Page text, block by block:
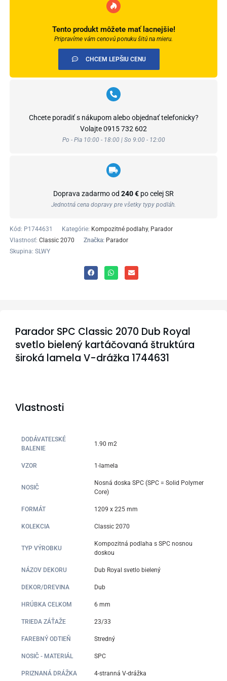
Tento produkt môžete mať lacnejšie!
Pripravíme vám cenovú ponuku šitú na mieru.
CHCEM LEPŠIU CENU
Chcete poradiť s nákupom alebo objednať telefonicky?
Volajte0915 732 602
Po - Pia 10:00 - 18:00 | So 9:00 - 12:00
Doprava zadarmo od 240 € po celej SR
Jednotná cena dopravy pre všetky typy podláh.
Kód: P1744631 Kategórie: Kompozitné podlahy, Parador
Vlastnosť: Classic 2070 Značka: Parador
Skupina: SLWY
Parador SPC Classic 2070 Dub Royal
svetlo bielený kartáčovaná štruktúra
široká lamela V-drážka 1744631
Vlastnosti
DODÁVATEĽSKÉ
BALENIE
1.90 m2
VZOR 1-lamela
NOSIČ
Nosná doska SPC (SPC = Solid Polymer
Core)
FORMÁT 1209 x 225 mm
KOLEKCIA Classic 2070
TYP VÝROBKU
Kompozitná podlaha s SPC nosnou
doskou
NÁZOV DEKORU Dub Royal svetlo bielený
DEKOR/DREVINA Dub
HRÚBKA CELKOM 6 mm
TRIEDA ZÁŤAŽE 23/33
FAREBNÝ ODTIEŇ Stredný
NOSIČ - MATERIÁL SPC
PRIZNANÁ DRÁŽKA 4-stranná V-drážka